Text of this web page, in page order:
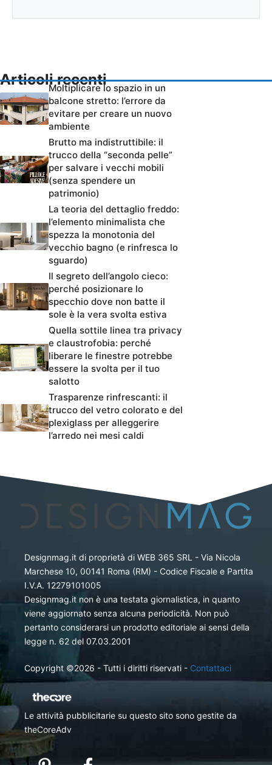
Articoli recenti
Moltiplicare lo spazio in un
balcone stretto: l’errore da
evitare per creare un nuovo
ambiente
Brutto ma indistruttibile: il
trucco della “seconda pelle”
per salvare i vecchi mobili
(senza spendere un
patrimonio)
La teoria del dettaglio freddo:
l’elemento minimalista che
spezza la monotonia del
vecchio bagno (e rinfresca lo
sguardo)
Il segreto dell’angolo cieco:
perché posizionare lo
specchio dove non batte il
sole è la vera svolta estiva
Quella sottile linea tra privacy
e claustrofobia: perché
liberare le finestre potrebbe
essere la svolta per il tuo
salotto
Trasparenze rinfrescanti: il
trucco del vetro colorato e del
plexiglass per alleggerire
l’arredo nei mesi caldi
Designmag.it di proprietà di WEB 365 SRL - Via Nicola
Marchese 10, 00141 Roma (RM) - Codice Fiscale e Partita
I.V.A. 12279101005
Designmag.it non è una testata giornalistica, in quanto
viene aggiornato senza alcuna periodicità. Non può
pertanto considerarsi un prodotto editoriale ai sensi della
legge n. 62 del 07.03.2001
Copyright ©2026 - Tutti i diritti riservati - Contattaci
Le attività pubblicitarie su questo sito sono gestite da
theCoreAdv